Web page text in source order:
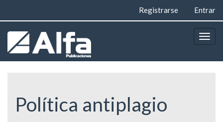
principal
Barra
lateral
Registrarse Entrar
Política antiplagio